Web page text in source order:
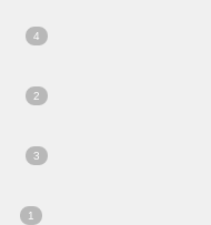
4
2
3
1